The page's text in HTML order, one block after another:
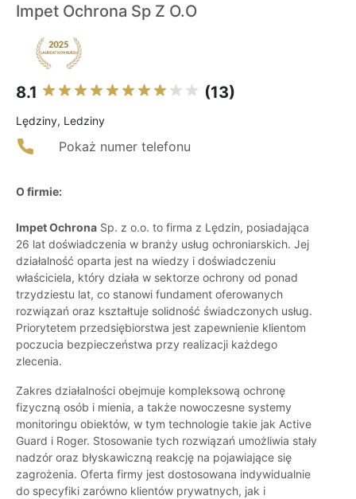
Impet Ochrona Sp Z O.O
8.1 (13)
Lędziny, Ledziny
Pokaż numer telefonu
O firmie:
Impet Ochrona Sp. z o.o. to firma z Lędzin, posiadająca
26 lat doświadczenia w branży usług ochroniarskich. Jej
działalność oparta jest na wiedzy i doświadczeniu
właściciela, który działa w sektorze ochrony od ponad
trzydziestu lat, co stanowi fundament oferowanych
rozwiązań oraz kształtuje solidność świadczonych usług.
Priorytetem przedsiębiorstwa jest zapewnienie klientom
poczucia bezpieczeństwa przy realizacji każdego
zlecenia.
Zakres działalności obejmuje kompleksową ochronę
fizyczną osób i mienia, a także nowoczesne systemy
monitoringu obiektów, w tym technologie takie jak Active
Guard i Roger. Stosowanie tych rozwiązań umożliwia stały
nadzór oraz błyskawiczną reakcję na pojawiające się
zagrożenia. Oferta firmy jest dostosowana indywidualnie
do specyfiki zarówno klientów prywatnych, jak i